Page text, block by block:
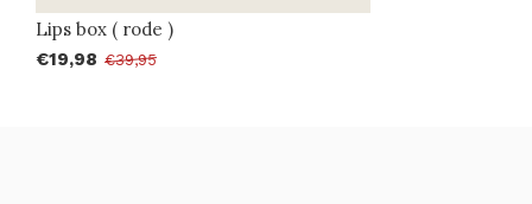
Lips box ( rode )
€19,98 €39,95